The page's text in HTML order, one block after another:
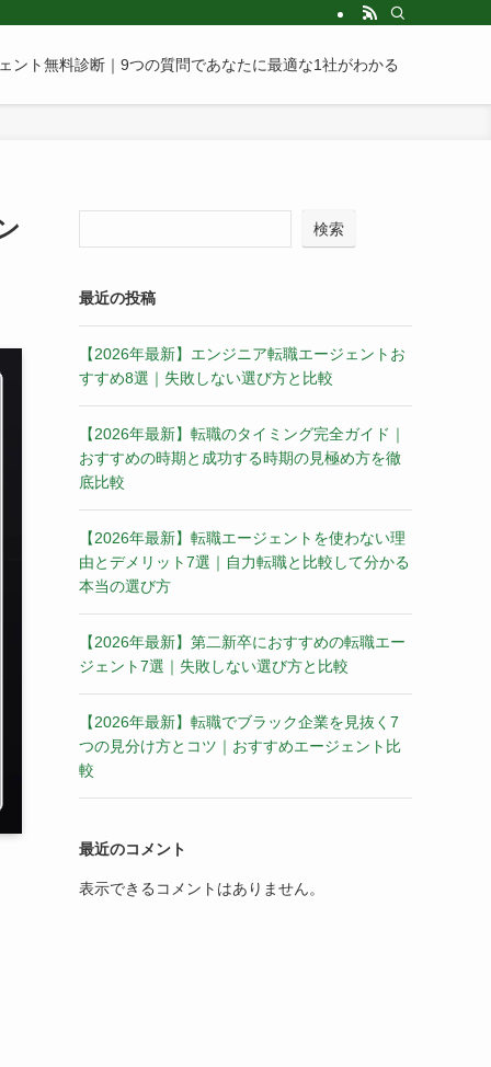
ント無料診断｜9つの質問であなたに最適な1社がわかる
検索
最近の投稿
【2026年最新】エンジニア転職エージェントお
すすめ8選｜失敗しない選び方と比較
【2026年最新】転職のタイミング完全ガイド｜
おすすめの時期と成功する時期の見極め方を徹
底比較
【2026年最新】転職エージェントを使わない理
由とデメリット7選｜自力転職と比較して分かる
本当の選び方
【2026年最新】第二新卒におすすめの転職エー
ジェント7選｜失敗しない選び方と比較
【2026年最新】転職でブラック企業を見抜く7
つの見分け方とコツ｜おすすめエージェント比
較
最近のコメント
表示できるコメントはありません。